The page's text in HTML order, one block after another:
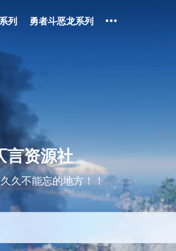
列 勇者斗恶龙系列
言资源社
久不能忘的地方！！